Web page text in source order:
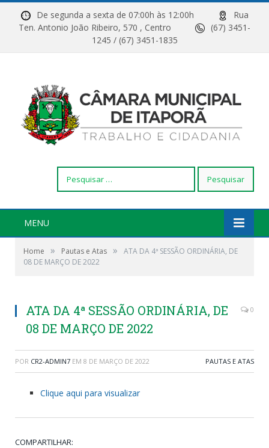
De segunda a sexta de 07:00h às 12:00h
Rua
Ten. Antonio João Ribeiro, 570 , Centro
(67) 3451-
1245 / (67) 3451-1835
por:
MENU
Home » Pautas e Atas »
ATA DA 4ª SESSÃO ORDINÁRIA, DE
08 DE MARÇO DE 2022
ATA DA 4ª SESSÃO ORDINÁRIA, DE
08 DE MARÇO DE 2022
0
POR CR2-ADMIN7 EM 8 DE MARÇO DE 2022 PAUTAS E ATAS
Clique aqui para visualizar
COMPARTILHAR: